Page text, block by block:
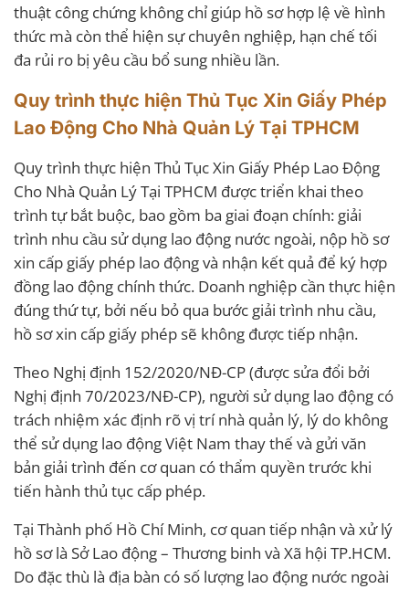
thuật công chứng không chỉ giúp hồ sơ hợp lệ về hình
thức mà còn thể hiện sự chuyên nghiệp, hạn chế tối
đa rủi ro bị yêu cầu bổ sung nhiều lần.
Quy trình thực hiện Thủ Tục Xin Giấy Phép
Lao Động Cho Nhà Quản Lý Tại TPHCM
Quy trình thực hiện Thủ Tục Xin Giấy Phép Lao Động
Cho Nhà Quản Lý Tại TPHCM được triển khai theo
trình tự bắt buộc, bao gồm ba giai đoạn chính: giải
trình nhu cầu sử dụng lao động nước ngoài, nộp hồ sơ
xin cấp giấy phép lao động và nhận kết quả để ký hợp
đồng lao động chính thức. Doanh nghiệp cần thực hiện
đúng thứ tự, bởi nếu bỏ qua bước giải trình nhu cầu,
hồ sơ xin cấp giấy phép sẽ không được tiếp nhận.
Theo Nghị định 152/2020/NĐ-CP (được sửa đổi bởi
Nghị định 70/2023/NĐ-CP), người sử dụng lao động có
trách nhiệm xác định rõ vị trí nhà quản lý, lý do không
thể sử dụng lao động Việt Nam thay thế và gửi văn
bản giải trình đến cơ quan có thẩm quyền trước khi
tiến hành thủ tục cấp phép.
Tại Thành phố Hồ Chí Minh, cơ quan tiếp nhận và xử lý
hồ sơ là Sở Lao động – Thương binh và Xã hội TP.HCM.
Do đặc thù là địa bàn có số lượng lao động nước ngoài